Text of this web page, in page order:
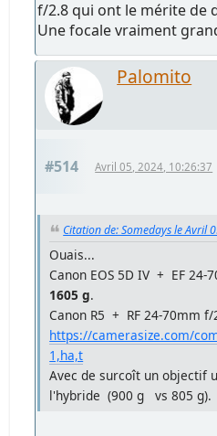
f/2.8 qui ont le mérite de
Une focale vraiment
Palomito
#514 Avril 05, 2024, 10:26:37
Citation de: Somedays le Avril
Ouais...
Canon EOS 5D IV + EF 24-
1605 g.
Canon R5 + RF 24-70mm f/
https://camerasize.com/
1,ha,t
Avec de surcoît un objectif
l'hybride (900 g vs 805 g).